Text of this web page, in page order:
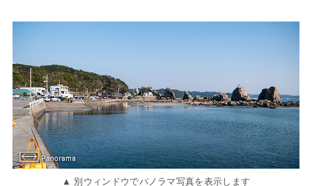
▲ 別ウィンドウでパノラマ写真を表示します